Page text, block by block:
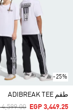
-25%
طقم ADIBREAK TEE
Reduced From
4,599.00ToEGP 3,449.25